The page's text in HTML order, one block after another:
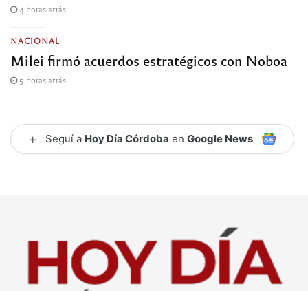
4 horas atrás
NACIONAL
Milei firmó acuerdos estratégicos con Noboa
5 horas atrás
+ Seguí a Hoy Día Córdoba en Google News